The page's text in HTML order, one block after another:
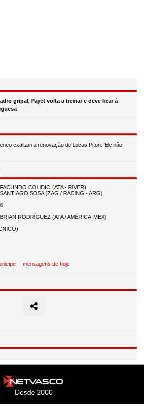
gripal, Payet volta a treinar e deve ficar à
exaltam a renovação de Lucas Piton: 'Ele não
mensagens de hoje
Desde 2000